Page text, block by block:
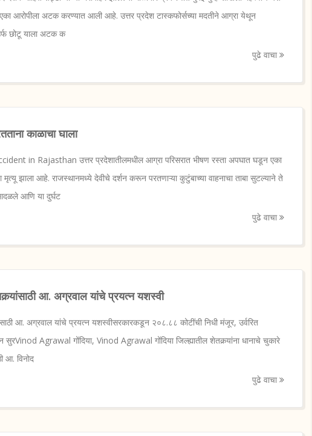
आरोपीला अटक करण्यात आली आहे. उत्तर प्रदेश टास्कफोर्सच्या मदतीने आग्रा येथून
छोटू याला अटक क
पुढे वाचा
काळाचा घाला
in Rajasthan उत्तर प्रदेशातीलमधील आग्रा परिसरात भीषण रस्ता अपघात घडून एका
झाला आहे. राजस्थानमध्ये देवीचे दर्शन करून परतणाऱ्या कुटुंबाच्या वाहनाचा ताबा सुटल्याने ते
आणि या दुर्घट
पुढे वाचा
आ. अग्रवाल यांचे प्रयत्न यशस्वी
आ. अग्रवाल यांचे प्रयत्न यशस्वीसरकारकडून २०८.८८ कोटींची निधी मंजूर, उर्वरित
सुरVinod Agrawal गोंदिया, Vinod Agrawal गोंदिया जिल्ह्यातील शेतकर्‍यांना धानाचे चुकारे
आ. विनोद
पुढे वाचा